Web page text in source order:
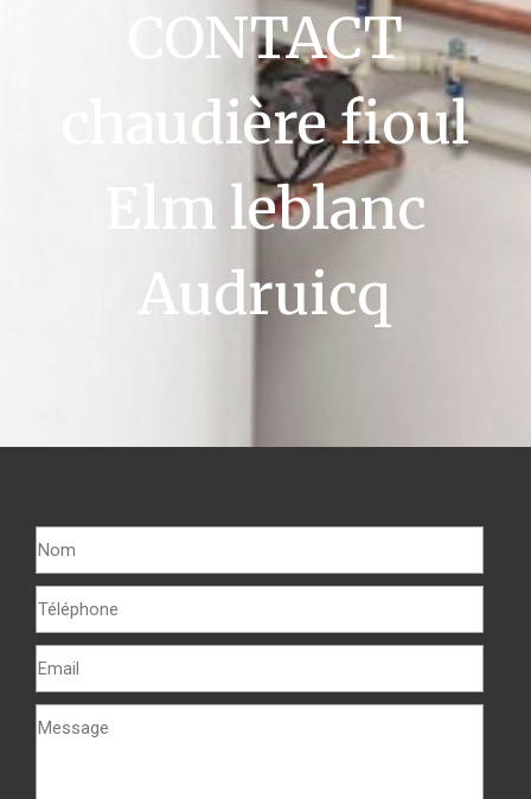
CONTACT
chaudière fioul
Elm leblanc
Audruicq